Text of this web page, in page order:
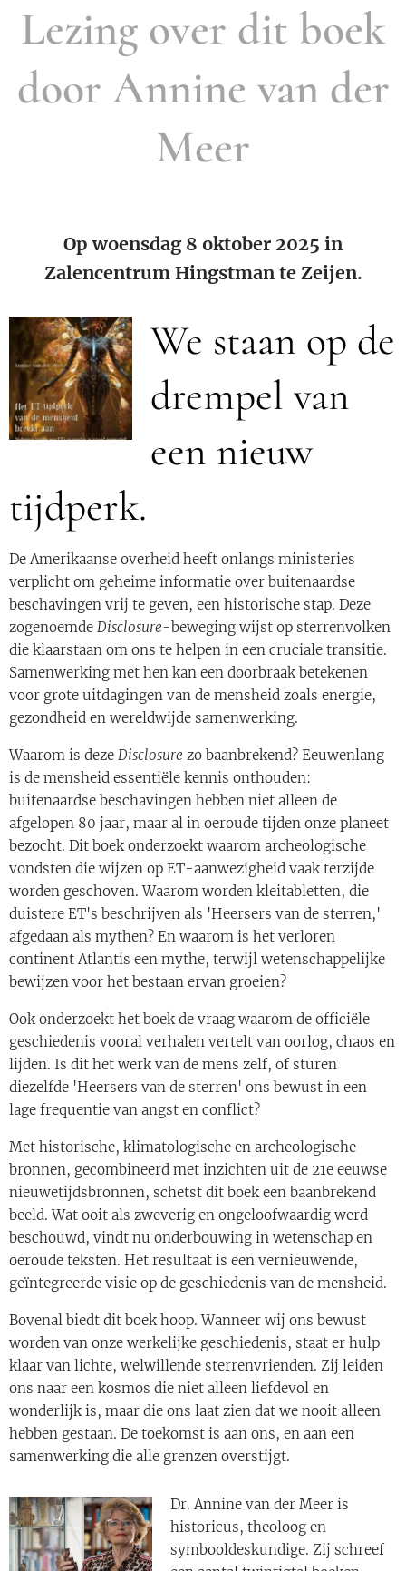
Lezing over dit boek
door Annine van der
Meer
Op woensdag 8 oktober 2025 in
Zalencentrum Hingstman te Zeijen.
We staan op de
drempel van
een nieuw
tijdperk.
De Amerikaanse overheid heeft onlangs ministeries
verplicht om geheime informatie over buitenaardse
beschavingen vrij te geven, een historische stap. Deze
zogenoemde Disclosure-beweging wijst op sterrenvolken
die klaarstaan om ons te helpen in een cruciale transitie.
Samenwerking met hen kan een doorbraak betekenen
voor grote uitdagingen van de mensheid zoals energie,
gezondheid en wereldwijde samenwerking.
Waarom is deze Disclosure zo baanbrekend? Eeuwenlang
is de mensheid essentiële kennis onthouden:
buitenaardse beschavingen hebben niet alleen de
afgelopen 80 jaar, maar al in oeroude tijden onze planeet
bezocht. Dit boek onderzoekt waarom archeologische
vondsten die wijzen op ET-aanwezigheid vaak terzijde
worden geschoven. Waarom worden kleitabletten, die
duistere ET's beschrijven als 'Heersers van de sterren,'
afgedaan als mythen? En waarom is het verloren
continent Atlantis een mythe, terwijl wetenschappelijke
bewijzen voor het bestaan ervan groeien?
Ook onderzoekt het boek de vraag waarom de officiële
geschiedenis vooral verhalen vertelt van oorlog, chaos en
lijden. Is dit het werk van de mens zelf, of sturen
diezelfde 'Heersers van de sterren' ons bewust in een
lage frequentie van angst en conflict?
Met historische, klimatologische en archeologische
bronnen, gecombineerd met inzichten uit de 21e eeuwse
nieuwetijdsbronnen, schetst dit boek een baanbrekend
beeld. Wat ooit als zweverig en ongeloofwaardig werd
beschouwd, vindt nu onderbouwing in wetenschap en
oeroude teksten. Het resultaat is een vernieuwende,
geïntegreerde visie op de geschiedenis van de mensheid.
Bovenal biedt dit boek hoop. Wanneer wij ons bewust
worden van onze werkelijke geschiedenis, staat er hulp
klaar van lichte, welwillende sterrenvrienden. Zij leiden
ons naar een kosmos die niet alleen liefdevol en
wonderlijk is, maar die ons laat zien dat we nooit alleen
hebben gestaan. De toekomst is aan ons, en aan een
samenwerking die alle grenzen overstijgt.
Dr. Annine van der Meer is
historicus, theoloog en
symbooldeskundige. Zij schreef